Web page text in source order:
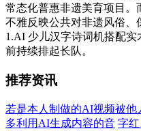
常态化普惠非遗美育项目。
不雅反映公共对非遗风俗、
1.AI 少儿汉字诗词机搭配
前持续排起长队。
推荐资讯
若是本人制做的AI视频被他
多利用AI生成内容的音 字